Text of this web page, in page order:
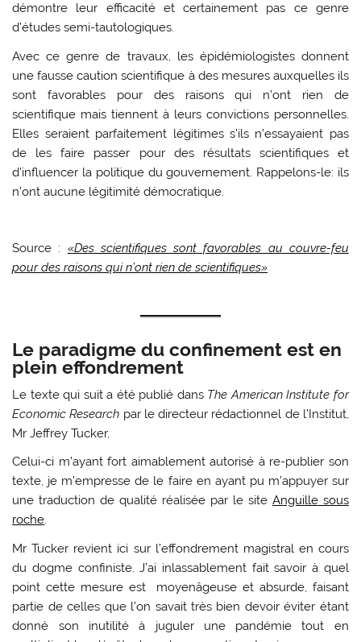
démontre leur efficacité et certainement pas ce genre
d’études semi-tautologiques.
Avec ce genre de travaux, les épidémiologistes donnent
une fausse caution scientifique à des mesures auxquelles ils
sont favorables pour des raisons qui n’ont rien de
scientifique mais tiennent à leurs convictions personnelles.
Elles seraient parfaitement légitimes s’ils n’essayaient pas
de les faire passer pour des résultats scientifiques et
d’influencer la politique du gouvernement. Rappelons-le: ils
n’ont aucune légitimité démocratique.
Source : «Des scientifiques sont favorables au couvre-feu
pour des raisons qui n’ont rien de scientifiques»
Le paradigme du confinement est en
plein effondrement
Le texte qui suit a été publié dans The American Institute for
Economic Research par le directeur rédactionnel de l’Institut,
Mr Jeffrey Tucker,
Celui-ci m’ayant fort aimablement autorisé à re-publier son
texte, je m’empresse de le faire en ayant pu m’appuyer sur
une traduction de qualité réalisée par le site Anguille sous
roche.
Mr Tucker revient ici sur l’effondrement magistral en cours
du dogme confiniste. J’ai inlassablement fait savoir à quel
point cette mesure est moyenâgeuse et absurde, faisant
partie de celles que l’on savait très bien devoir éviter étant
donné son inutilité à juguler une pandémie tout en